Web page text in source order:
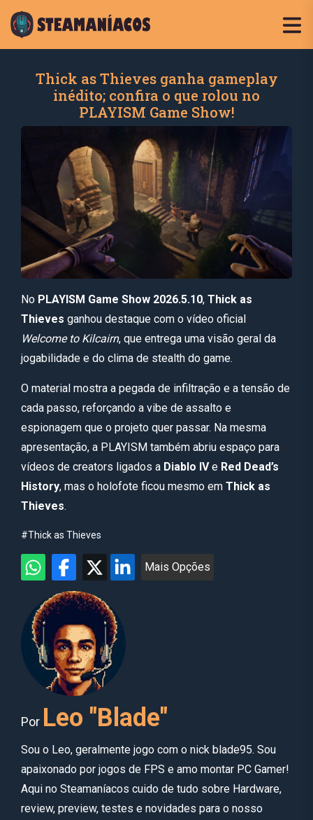
Thick as Thieves ganha gameplay
inédito; confira o que rolou no
PLAYISM Game Show!
No PLAYISM Game Show 2026.5.10, Thick as
Thieves ganhou destaque com o vídeo oficial
Welcome to Kilcairn, que entrega uma visão geral da
jogabilidade e do clima de stealth do game.
O material mostra a pegada de infiltração e a tensão de
cada passo, reforçando a vibe de assalto e
espionagem que o projeto quer passar. Na mesma
apresentação, a PLAYISM também abriu espaço para
vídeos de creators ligados a Diablo IVe Red Dead’s
History, mas o holofote ficou mesmo em Thick as
Thieves.
#Thick as Thieves
Mais Opções
Por Leo "Blade"
Sou o Leo, geralmente jogo com o nick blade95. Sou
apaixonado por jogos de FPS e amo montar PC Gamer!
Aqui no Steamaníacos cuido de tudo sobre Hardware,
review, preview, testes e novidades para o nosso